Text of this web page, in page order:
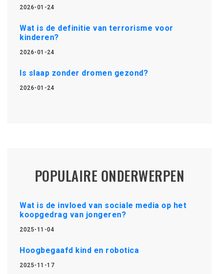
2026-01-24
Wat is de definitie van terrorisme voor
kinderen?
2026-01-24
Is slaap zonder dromen gezond?
2026-01-24
POPULAIRE ONDERWERPEN
Wat is de invloed van sociale media op het
koopgedrag van jongeren?
2025-11-04
Hoogbegaafd kind en robotica
2025-11-17